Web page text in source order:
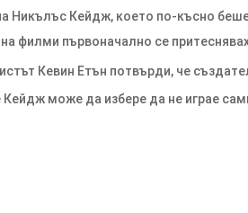
Никълъс Кейдж, което по-късно
филми първоначално се
Кевин Етън потвърди, че
Кейдж може да избере да не играе